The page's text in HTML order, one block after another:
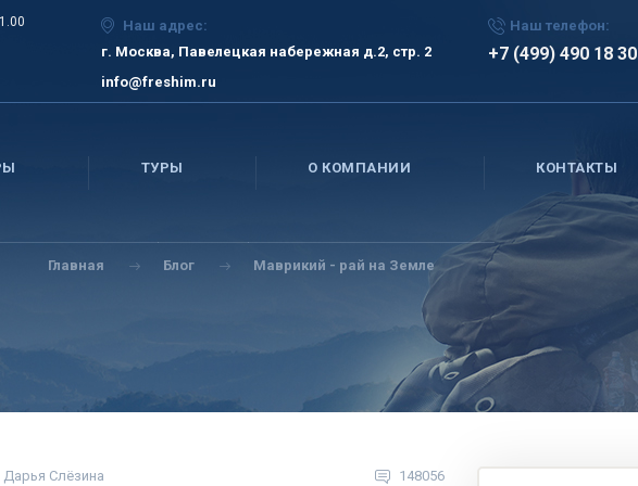
Наш адрес:
г. Москва, Павелецкая набережная д.2, стр. 2
info@freshim.ru
Наш телефон:
+7 (499) 490 18 30
ТУРЫ О КОМПАНИИ КОНТАКТЫ
Главная Блог Маврикий - рай на Земле
Дарья Слёзина 148056